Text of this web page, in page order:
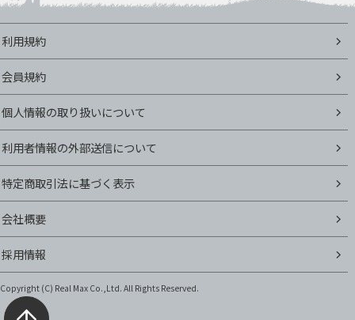
利用規約
会員規約
個人情報の取り扱いについて
利用者情報の外部送信について
特定商取引法に基づく表示
会社概要
採用情報
Copyright (C) Real Max Co.,Ltd. All Rights Reserved.